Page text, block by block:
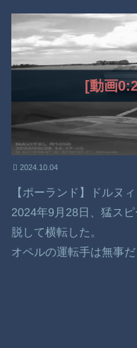
[動画
2024.10.04
【ポーランド】ドルヌ
2024年9月28日、猛ス
脱して横転した。
オペルの運転手は無事